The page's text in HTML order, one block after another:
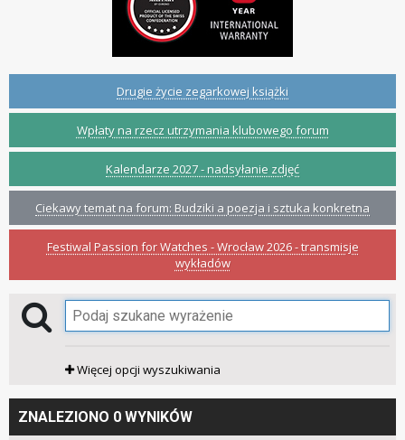
Drugie życie zegarkowej książki
Wpłaty na rzecz utrzymania klubowego forum
Kalendarze 2027 - nadsyłanie zdjęć
Ciekawy temat na forum: Budziki a poezja i sztuka konkretna
Festiwal Passion for Watches - Wrocław 2026 - transmisje
wykładów
Więcej opcji wyszukiwania
ZNALEZIONO 0 WYNIKÓW